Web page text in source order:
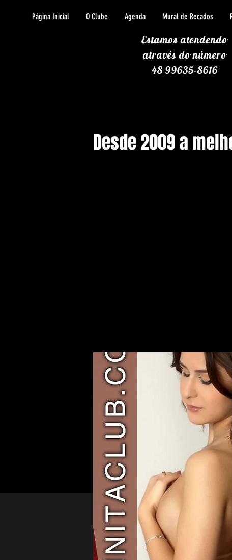
Página Inicial O Clube Agenda Mural de Recados
Estamos atendendo
atravésdo número
48 99635-8616
Desde 2009 a